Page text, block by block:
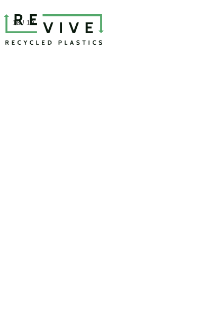
16 / 19